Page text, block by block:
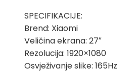
je:
399,00 KM.
SPECIFIKACIJE:
Brend: Xiaomi
Veličina ekrana: 27″
Rezolucija: 1920×1080
Osvježivanje slike: 165Hz